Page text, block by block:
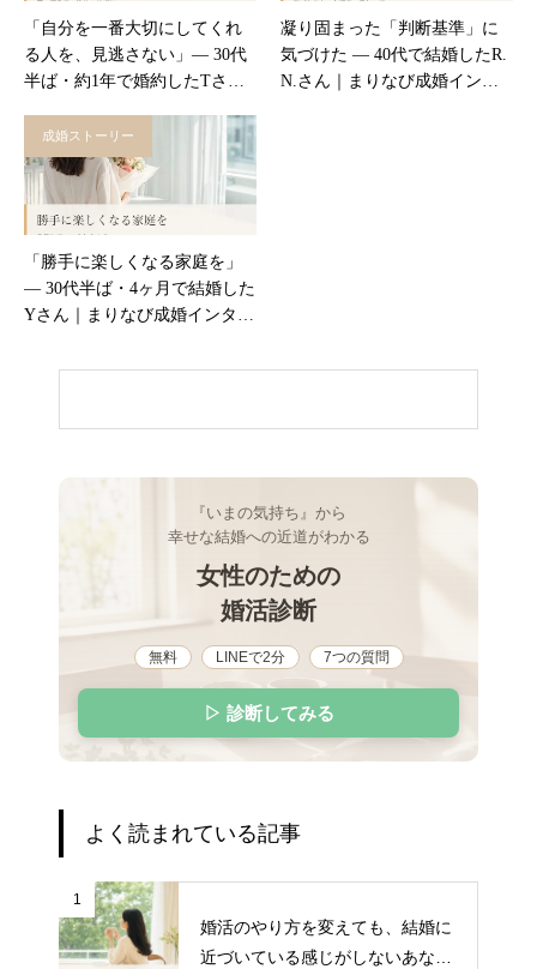
「自分を一番大切にしてくれ
る人を、見逃さない」― 30代
半ば・約1年で婚約したTさん
凝り固まった「判断基準」に
気づけた ― 40代で結婚したR.
N.さん｜まりなび成婚インタ
成婚ストーリー
「勝手に楽しくなる家庭を」
― 30代半ば・4ヶ月で結婚した
Yさん｜まりなび成婚インタビ
『いまの気持ち』から
幸せな結婚への近道がわかる
女性のための
婚活診断
無料 LINEで2分 7つの質問
▷ 診断してみる
よく読まれている記事
1
婚活のやり方を変えても、結婚に
近づいている感じがしないあなた